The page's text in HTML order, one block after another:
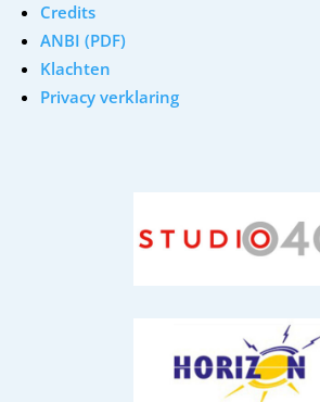
Credits
ANBI (PDF)
Klachten
Privacy verklaring